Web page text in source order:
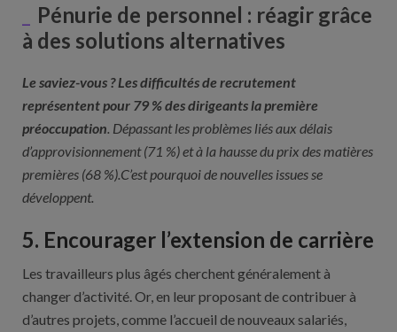
Pénurie de personnel : réagir grâce
à des solutions alternatives
Le saviez-vous ? Les difficultés de recrutement
représentent pour 79 % des dirigeants la première
préoccupation . Dépassant les problèmes liés aux délais
d’approvisionnement (71 %) et à la hausse du prix des matières
premières (68 %).C’est pourquoi de nouvelles issues se
développent.
5. Encourager l’extension de carrière
Les travailleurs plus âgés cherchent généralement à
changer d’activité. Or, en leur proposant de contribuer à
d’autres projets, comme l’accueil de nouveaux salariés,